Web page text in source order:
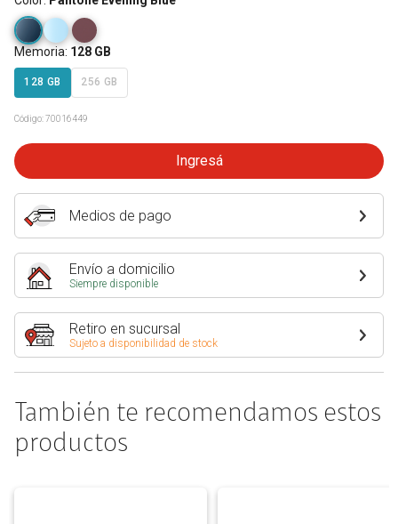
Memoria: 128 GB
128 GB 256 GB
Código:70016449
Ingresá
Medios de pago
Envío a domicilio
Siempre disponible
Retiro en sucursal
Sujeto a disponibilidad de stock
También te recomendamos estos
productos